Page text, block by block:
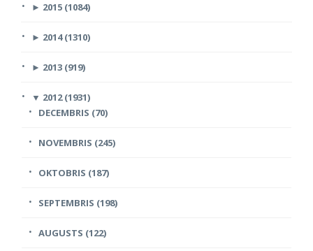
► 2015 (1084)
► 2014 (1310)
► 2013 (919)
▼ 2012 (1931)
DECEMBRIS (70)
NOVEMBRIS (245)
OKTOBRIS (187)
SEPTEMBRIS (198)
AUGUSTS (122)